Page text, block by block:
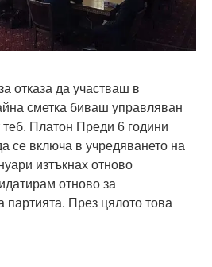
отказа да участваш в
сметка биваш управляван
теб. Платон Преди 6 години
се включа в учредяването на
изтъкнах отново
отново за
партията. През цялото това